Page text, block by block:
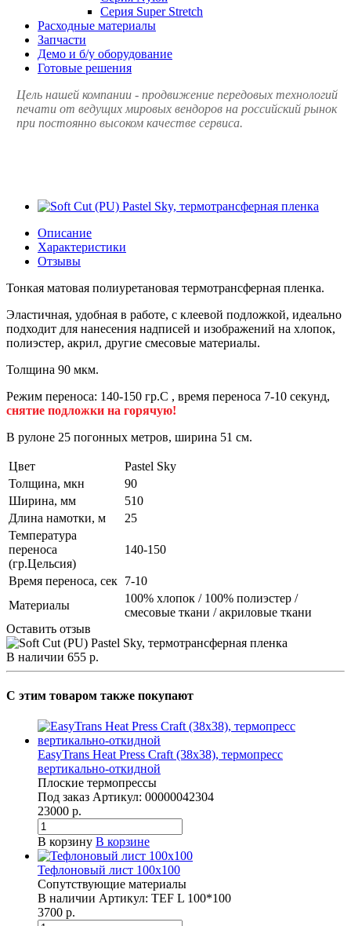
Серия Super Stretch
Расходные материалы
Запчасти
Демо и б/у оборудование
Готовые решения
Цель нашей компании - продвижение передовых технологий
печати от ведущих мировых вендоров на российский рынок
при постоянно высоком качестве сервиса.
Описание
Характеристики
Отзывы
Тонкая матовая полиуретановая термотрансферная пленка.
Эластичная, удобная в работе, с клеевой подложкой, идеально
подходит для нанесения надписей и изображений на хлопок,
полиэстер, акрил, другие смесовые материалы.
Толщина 90 мкм.
Режим переноса: 140-150 гр.С , время переноса 7-10 секунд,
снятие подложки на горячую!
В рулоне 25 погонных метров, ширина 51 см.
Цвет
Pastel Sky
Толщина, мкн
90
Ширина, мм
510
Длина намотки, м
25
Температура
переноса
(гр.Цельсия)
140-150
Время переноса, сек 7-10
Материалы
100% хлопок / 100% полиэстер /
смесовые ткани / акриловые ткани
Оставить отзыв
В наличии 655 р.
C этим товаром также покупают
EasyTrans Heat Press Craft (38x38), термопресс
вертикально-откидной
Плоские термопрессы
Под заказ Артикул: 00000042304
23000 р.
В корзину В корзине
Тефлоновый лист 100х100
Сопутствующие материалы
В наличии Артикул: TEF L 100*100
3700 р.